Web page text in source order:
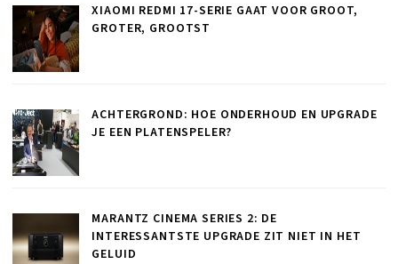
XIAOMI REDMI 17-SERIE GAAT VOOR GROOT,
GROTER, GROOTST
ACHTERGROND: HOE ONDERHOUD EN UPGRADE
JE EEN PLATENSPELER?
MARANTZ CINEMA SERIES 2: DE
INTERESSANTSTE UPGRADE ZIT NIET IN HET
GELUID